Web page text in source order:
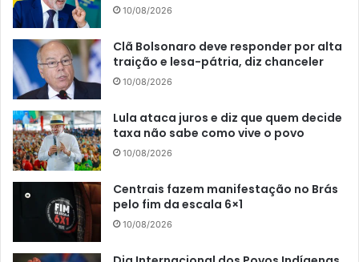
10/08/2026
Clã Bolsonaro deve responder por alta
traição e lesa-pátria, diz chanceler
10/08/2026
Lula ataca juros e diz que quem decide
taxa não sabe como vive o povo
10/08/2026
Centrais fazem manifestação no Brás
pelo fim da escala 6×1
10/08/2026